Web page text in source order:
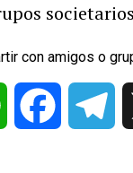
con amigos o
WhatsApp Facebook